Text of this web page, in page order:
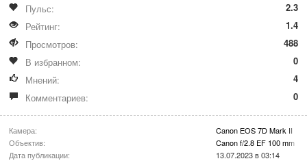
Пульс:
2.3
Рейтинг:
1.4
Просмотров:
488
В избранном:
0
Мнений:
4
Комментариев:
0
Камера:
Canon EOS 7D Mark II
Объектив:
Canon f/2.8 EF 100 mm IS
Дата публикации:
13.07.2023 в 03:14